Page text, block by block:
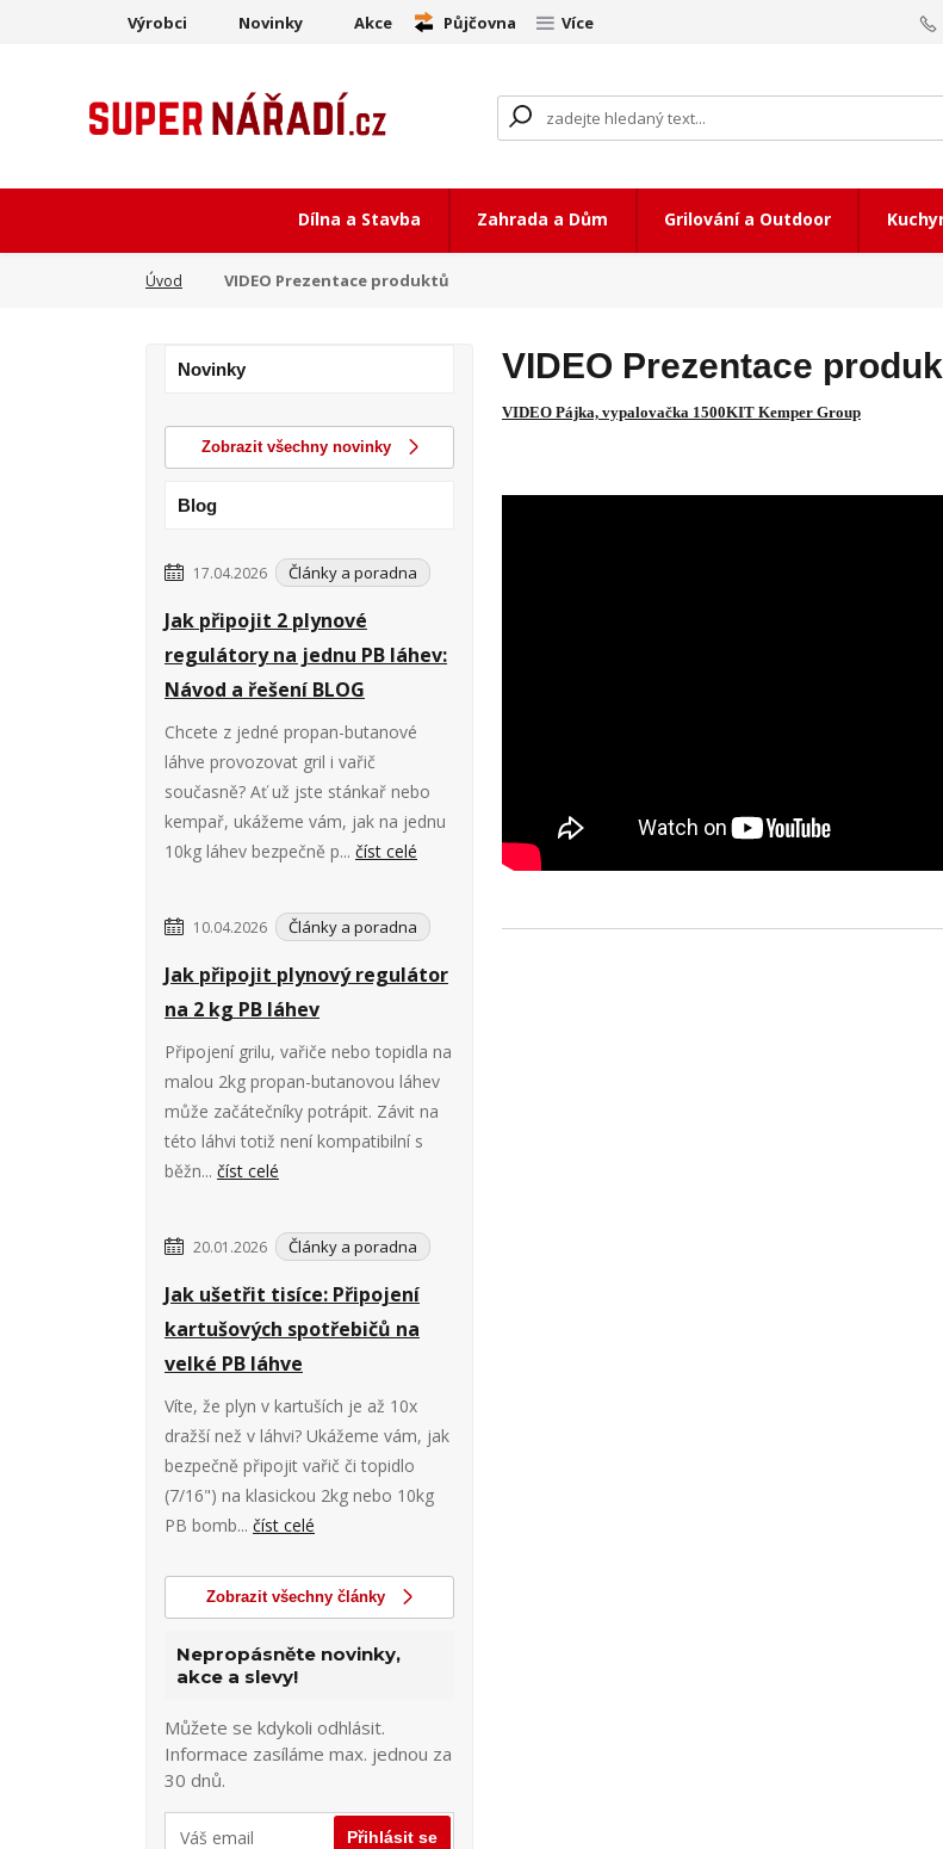
Výrobci Novinky Akce Půjčovna Více
Dílna a Stavba Zahrada a Dům Grilování a Outdoor
Úvod VIDEO Prezentace produktů
Novinky
Zobrazit všechny novinky
Blog
17.04.2026 Články a poradna
Jak připojit 2 plynové
regulátory na jednu PB láhev:
Návod a řešení BLOG
Chcete z jedné propan-butanové
láhve provozovat gril i vařič
současně? Ať už jste stánkař nebo
kempař, ukážeme vám, jak na jednu
10kg láhev bezpečně p... číst celé
10.04.2026 Články a poradna
Jak připojit plynový regulátor
na 2 kg PB láhev
Připojení grilu, vařiče nebo topidla na
malou 2kg propan-butanovou láhev
může začátečníky potrápit. Závit na
této láhvi totiž není kompatibilní s
běžn... číst celé
20.01.2026 Články a poradna
Jak ušetřit tisíce: Připojení
kartušových spotřebičů na
velké PB láhve
Víte, že plyn v kartuších je až 10x
dražší než v láhvi? Ukážeme vám, jak
bezpečně připojit vařič či topidlo
(7/16") na klasickou 2kg nebo 10kg
PB bomb... číst celé
Zobrazit všechny články
Nepropásněte novinky,
akce a slevy!
Můžete se kdykoli odhlásit.
Informace zasíláme max. jednou za
30 dnů.
Přihlásit se
VIDEO Prezentace
VIDEO Pájka, vypalovačka 1500KIT Kemper Group